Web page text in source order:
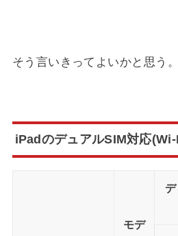
そう言いきってよいかと思う。
iPadのデュアルSIM対応
モデ